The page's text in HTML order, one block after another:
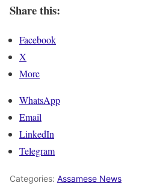
Share this:
Facebook
X
More
WhatsApp
Email
LinkedIn
Telegram
Categories: Assamese News